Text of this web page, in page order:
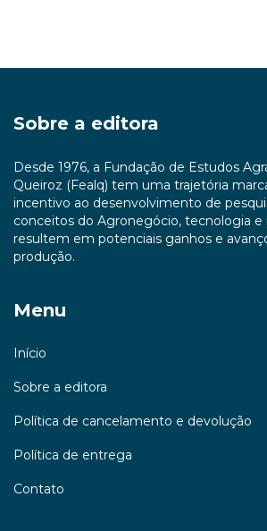
Sobre a editora
Desde 1976, a Fundação de Estudos
Queiroz (Fealq) tem uma trajetória
incentivo ao desenvolvimento de
conceitos do Agronegócio, tecnologia e
resultem em potenciais ganhos e
produção.
Menu
Início
Sobre a editora
Política de cancelamento e devolução
Política de entrega
Contato